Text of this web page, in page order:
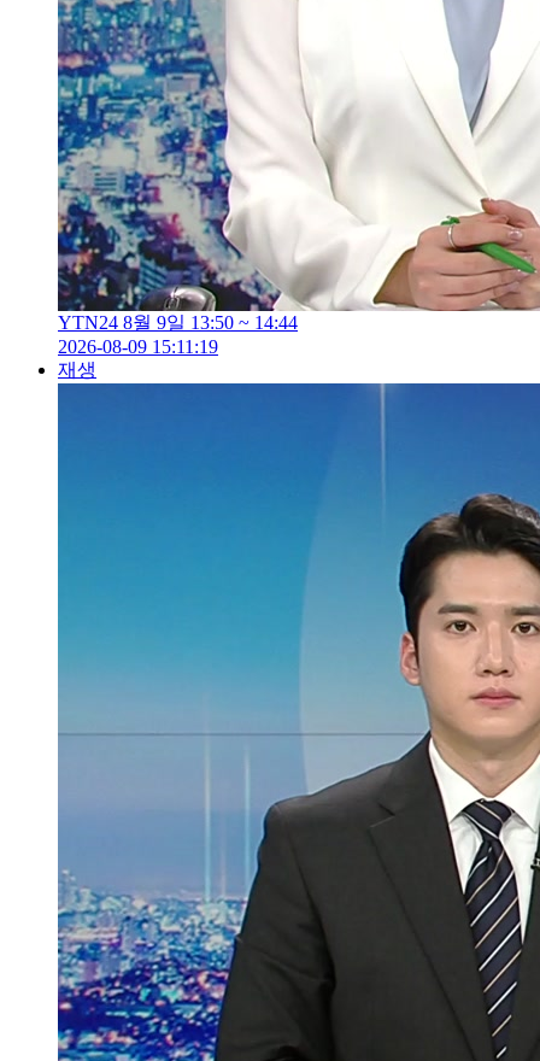
YTN24 8월 9일 13:50 ~ 14:44
2026-08-09 15:11:19
재생